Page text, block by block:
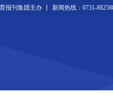
报刊集团主办 新闻热线：0731-